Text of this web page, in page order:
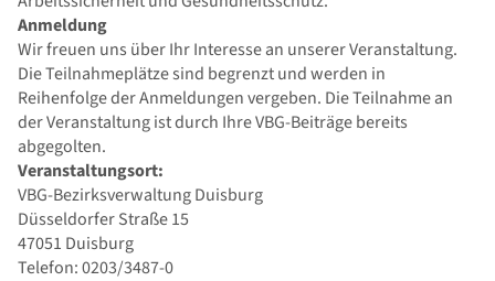
Anmeldung
Wir freuen uns über Ihr Interesse an unserer Veranstaltung.
Die Teilnahmeplätze sind begrenzt und werden in
Reihenfolge der Anmeldungen vergeben. Die Teilnahme an
der Veranstaltung ist durch Ihre VBG-Beiträge bereits
abgegolten.
Veranstaltungsort:
VBG-Bezirksverwaltung Duisburg
Düsseldorfer Straße 15
47051 Duisburg
Telefon: 0203/3487-0